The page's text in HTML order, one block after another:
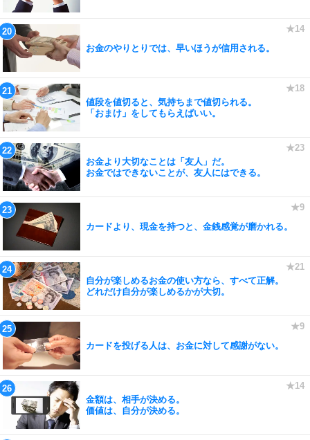
お金のやりとりでは、早いほうが信用される。
値段を値切ると、気持ちまで値切られる。
「おまけ」をしてもらえばいい。
お金より大切なことは「友人」だ。
お金ではできないことが、友人にはできる。
カードより、現金を持つと、金銭感覚が磨かれる。
自分が楽しめるお金の使い方なら、すべて正解。
どれだけ自分が楽しめるかが大切。
カードを投げる人は、お金に対して感謝がない。
金額は、相手が決める。
価値は、自分が決める。